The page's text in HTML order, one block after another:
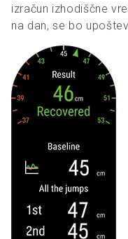
izračun izhodiščne
na dan, se bo